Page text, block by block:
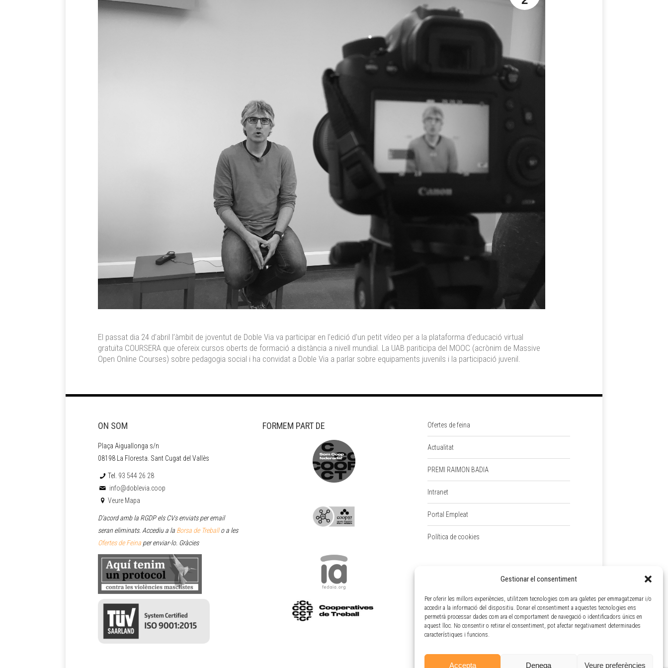
Gestionar el consentiment
Per oferir les millors experiències, utilitzem tecnologies com ara galetes per emmagatzemar i/o
accedir a la informació del dispositiu. Donar el consentiment a aquestes tecnologies ens
permetrà processar dades com ara el comportament de navegació o identificadors únics en
aquest lloc. No consentir o retirar el consentiment, pot afectar negativament determinades
característiques i funcions.
Accepta Denega Veure preferències
El passat dia 24 d’abril l’àmbit de joventut de Doble Via va participar en l’edició d’un petit vídeo per a la plataforma d’educació virtual
gratuïta COURSERA que ofereix cursos oberts de formació a distància a nivell mundial. La UAB pariticipa del MOOC (acrònim de Massive
Open Online Courses) sobre pedagogia social i ha convidat a Doble Via a parlar sobre equipaments juvenils i la participació juvenil.
ON SOM
Plaça Aiguallonga s/n
08198 La Floresta. Sant Cugat del Vallès
Tel. 93 544 26 28
info@doblevia.coop
Veure Mapa
D’acord amb la RGDP els CVs enviats per email
seran eliminats. Accediu a la Borsa de Treballo a les
Ofertes de Feina per enviar-lo. Gràcies
FORMEM PART DE Ofertes de feina
Actualitat
PREMI RAIMON BADIA
Intranet
Portal Empleat
Política de cookies